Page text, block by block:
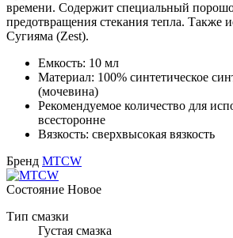
времени. Содержит специальный
предотвращения стекания тепла. Также
Сугияма (Zest).
Емкость: 10 мл
Материал: 100% синтетическое
(мочевина)
Рекомендуемое количество для
всесторонне
Вязкость: сверхвысокая вязкость
Бренд MTCW
Состояние Новое
Тип смазки
Густая смазка